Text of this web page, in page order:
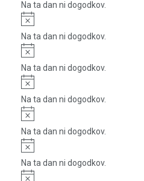
Na ta dan ni dogodkov.
Notice
Na ta dan ni dogodkov.
Notice
Na ta dan ni dogodkov.
Notice
Na ta dan ni dogodkov.
Notice
Na ta dan ni dogodkov.
Notice
Na ta dan ni dogodkov.
Notice